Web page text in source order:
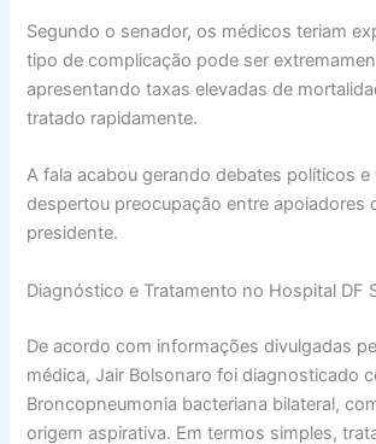
Segundo o senador, os médicos teriam
tipo de complicação pode ser
apresentando taxas elevadas de
tratado rapidamente.
A fala acabou gerando debates políticos e
despertou preocupação entre apoiadores
presidente.
Diagnóstico e Tratamento no Hospital DF
De acordo com informações divulgadas
médica, Jair Bolsonaro foi diagnosticado
Broncopneumonia bacteriana bilateral,
origem aspirativa. Em termos simples,